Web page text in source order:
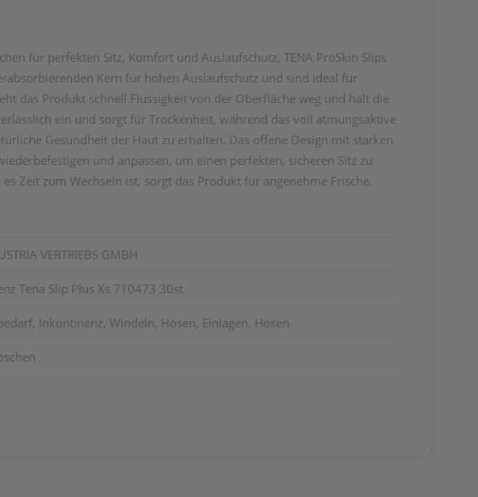
für perfekten Sitz, Komfort und Auslaufschutz. TENA ProSkin Slips
Kern für hohen Auslaufschutz und sind ideal für
das Produkt schnell Flüssigkeit von der Oberfläche weg und hält die
ein und sorgt für Trockenheit, während das voll atmungsaktive
Gesundheit der Haut zu erhalten. Das offene Design mit starken
und anpassen, um einen perfekten, sicheren Sitz zu
Zeit zum Wechseln ist, sorgt das Produkt für angenehme Frische.
VERTRIEBS GMBH
Tena Slip Plus Xs 710473 30st
Inkontinenz, Windeln, Hosen, Einlagen, Hosen